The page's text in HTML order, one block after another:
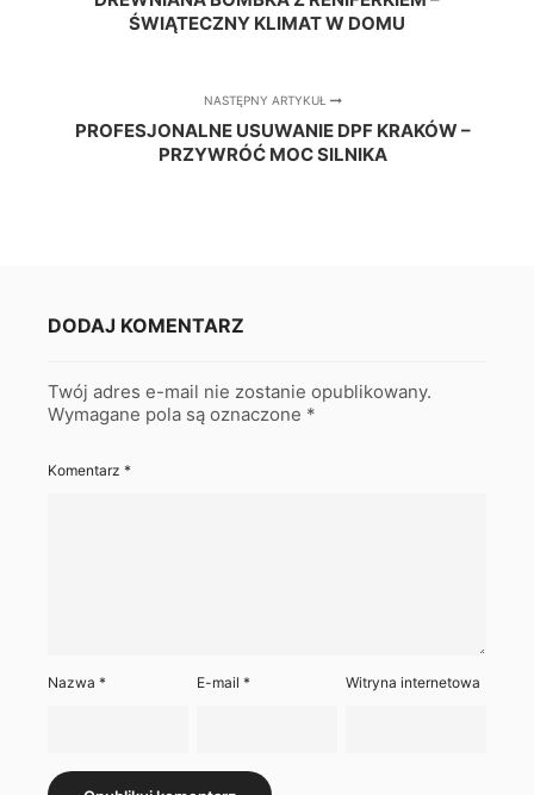
ŚWIĄTECZNY KLIMAT W DOMU
NASTĘPNY ARTYKUŁ
PROFESJONALNE USUWANIE DPF KRAKÓW –
PRZYWRÓĆ MOC SILNIKA
DODAJ KOMENTARZ
Twój adres e-mail nie zostanie opublikowany.
Wymagane pola są oznaczone *
Komentarz *
Nazwa * E-mail* Witryna internetowa